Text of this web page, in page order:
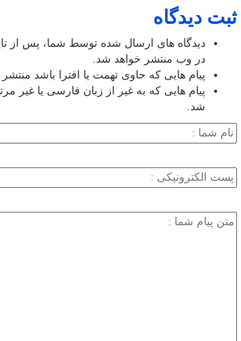
ثبت دیدگاه
دیدگاه های ارسال شده توسط شما، پس از
در وب منتشر خواهد شد.
پیام هایی که حاوی تهمت یا افترا باشد
پیام هایی که به غیر از زبان فارسی یا غیر
شد.